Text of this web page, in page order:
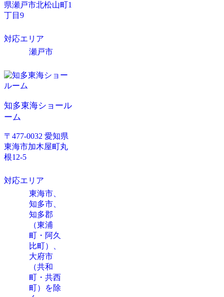
県瀬戸市北松山町1
丁目9
対応エリア
瀬戸市
知多東海ショール
ーム
〒477-0032 愛知県
東海市加木屋町丸
根12-5
対応エリア
東海市、
知多市、
知多郡
（東浦
町・阿久
比町）、
大府市
（共和
町・共西
町）を除